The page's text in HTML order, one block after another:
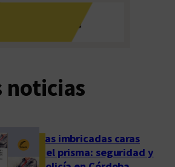
noticias
Las imbricadas caras
del prisma: seguridad y